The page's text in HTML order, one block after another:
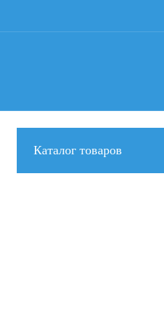
Каталог товаров